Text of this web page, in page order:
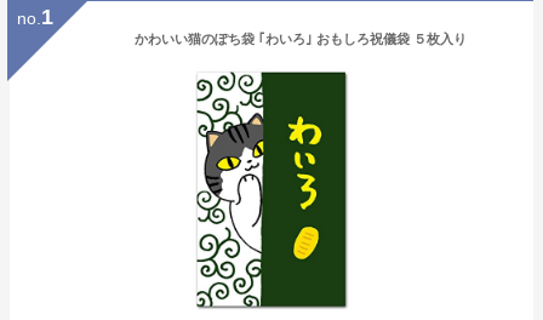
no. 1
かわいい猫のぽち袋 ｢わいろ｣ おもしろ祝儀袋 ５枚入り